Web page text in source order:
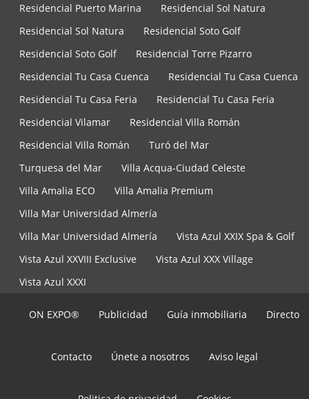
Residencial Puerto Marina
Residencial Sol Natura
Residencial Sol Natura
Residencial Soto Golf
Residencial Soto Golf
Residencial Torre Pizarro
Residencial Tu Casa Cuenca
Residencial Tu Casa Cuenca
Residencial Tu Casa Feria
Residencial Tu Casa Feria
Residencial Vilamar
Residencial Villa Román
Residencial Villa Román
Turó del Mar
Turquesa del Mar
Villa Acqua-Ciudad Celeste
Villa Amalia ECO
Villa Amalia Premium
Villa Mar Universidad Almería
Villa Mar Universidad Almería
Vista Azul XXIX Spa & Golf
Vista Azul XXVIII Exclusive
Vista Azul XXX Village
Vista Azul XXXI
ON EXPO® Publicidad Guía inmobiliaria Directo
Contacto Únete a nosotros Aviso legal